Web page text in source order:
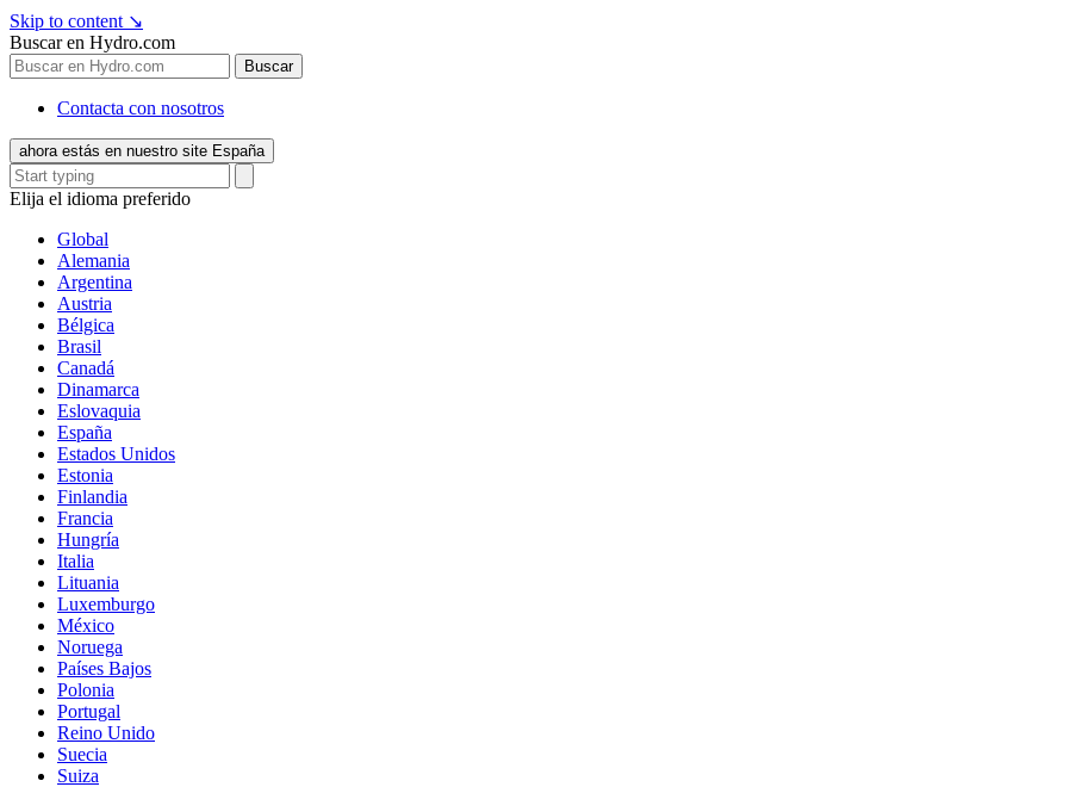
Skip to content ↘
Buscar en Hydro.com
Buscar
Contacta con nosotros
ahora estás en nuestro site España
Elija el idioma preferido
Global
Alemania
Argentina
Austria
Bélgica
Brasil
Canadá
Dinamarca
Eslovaquia
España
Estados Unidos
Estonia
Finlandia
Francia
Hungría
Italia
Lituania
Luxemburgo
México
Noruega
Países Bajos
Polonia
Portugal
Reino Unido
Suecia
Suiza